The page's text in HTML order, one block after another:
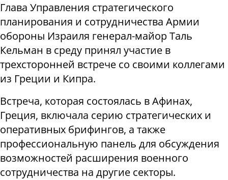
Глава Управления стратегического
планирования и сотрудничества Армии
обороны Израиля генерал-майор Таль
Кельман в среду принял участие в
трехсторонней встрече со своими коллегами
из Греции и Кипра.
Встреча, которая состоялась в Афинах,
Греция, включала серию стратегических и
оперативных брифингов, а также
профессиональную панель для обсуждения
возможностей расширения военного
сотрудничества на другие секторы.